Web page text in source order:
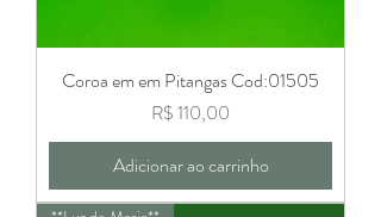
Coroa em em Pitangas Cod:01505
Preço
R$ 110,00
Adicionar ao carrinho